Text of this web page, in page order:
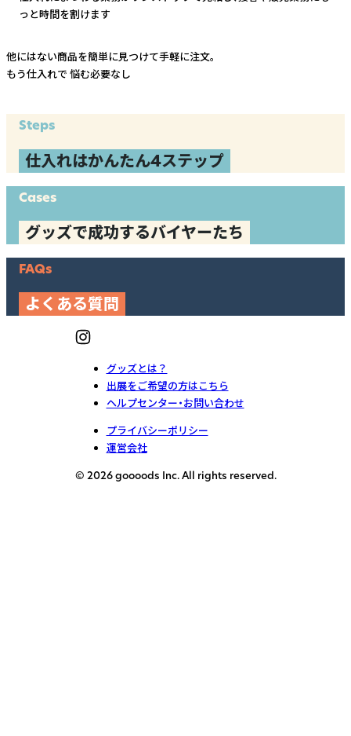
っと時間を割けます
他にはない商品を簡単に見つけて手軽に注文。
もう仕入れで 悩む必要なし
Steps
仕入れはかんたん4ステップ
Cases
グッズで成功するバイヤーたち
FAQs
よくある質問
グッズとは？
出展をご希望の方はこちら
ヘルプセンター・お問い合わせ
プライバシーポリシー
運営会社
© 2026 goooods Inc. All rights reserved.